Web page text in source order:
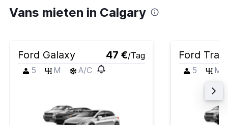
Vans mieten in Calgary
Ford Galaxy 47 €/Tag
5
M A/C
Ford
5 M